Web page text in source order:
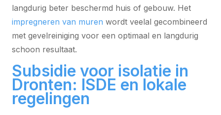
langdurig beter beschermd huis of gebouw. Het
impregneren van muren wordt veelal gecombineerd
met gevelreiniging voor een optimaal en langdurig
schoon resultaat.
Subsidie voor isolatie in
Dronten: ISDE en lokale
regelingen